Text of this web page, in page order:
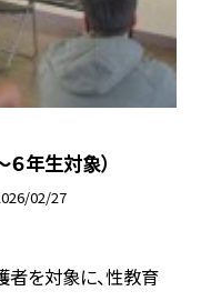
年生対象）
02/27
者を対象に、性教育